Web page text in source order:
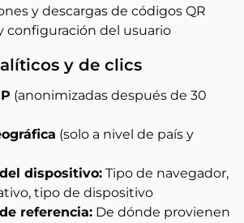
y descargas de códigos QR
configuración del usuario
y de clics
(anonimizadas después de 30
(solo a nivel de país y
dispositivo: Tipo de navegador,
tipo de dispositivo
referencia: De dónde provienen